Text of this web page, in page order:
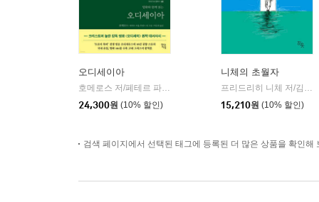
오디세이아
호메로스 저/페테르 파울 루벤스 그림/박문재 역 |
현대지성
24,300원 (10% 할인)
니체의 초월자
프리드리히 니체 저/김철 편역
15,210원 (10% 할인)
검색 페이지에서 선택된 태그에 등록된 더 많은 상품을 확인해